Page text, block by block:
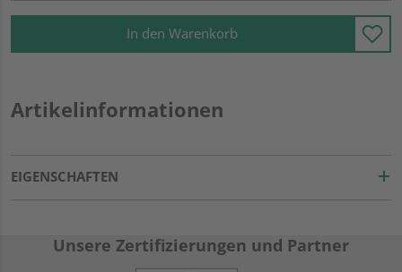
In den Warenkorb
Artikelinformationen
EIGENSCHAFTEN
Unsere Zertifizierungen und Partner